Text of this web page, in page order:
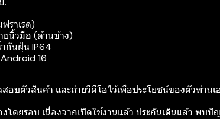
ราเรด)
ยนิ้วมือ (ด้านข้าง)
กันฝุ่น IP64
16
อบตัวสินค้า และถ่ายวีดีโอไว้เพื่อประโยชน์ของตัวท่านเ
โดยรอบ เนื่องจากเปิดใช้งานแล้ว ประกันเดินแล้ว พบ